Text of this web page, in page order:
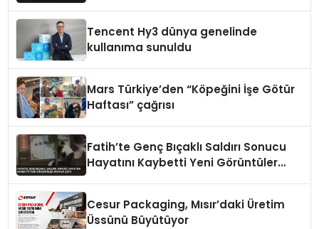
Tencent Hy3 dünya genelinde
kullanıma sunuldu
Mars Türkiye’den “Köpeğini İşe Götür
Haftası” çağrısı
Fatih’te Genç Bıçaklı Saldırı Sonucu
Hayatını Kaybetti Yeni Görüntüler
Cesur Packaging, Mısır’daki Üretim
Üssünü Büyütüyor